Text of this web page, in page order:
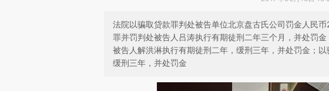
法院以骗取贷款罪判处被告单位北京盘古氏公司罚金人民
罪并罚判处被告人吕涛执行有期徒刑二年三个月，并处罚
被告人解洪淋执行有期徒刑二年，缓刑三年，并处罚金；
缓刑三年，并处罚金